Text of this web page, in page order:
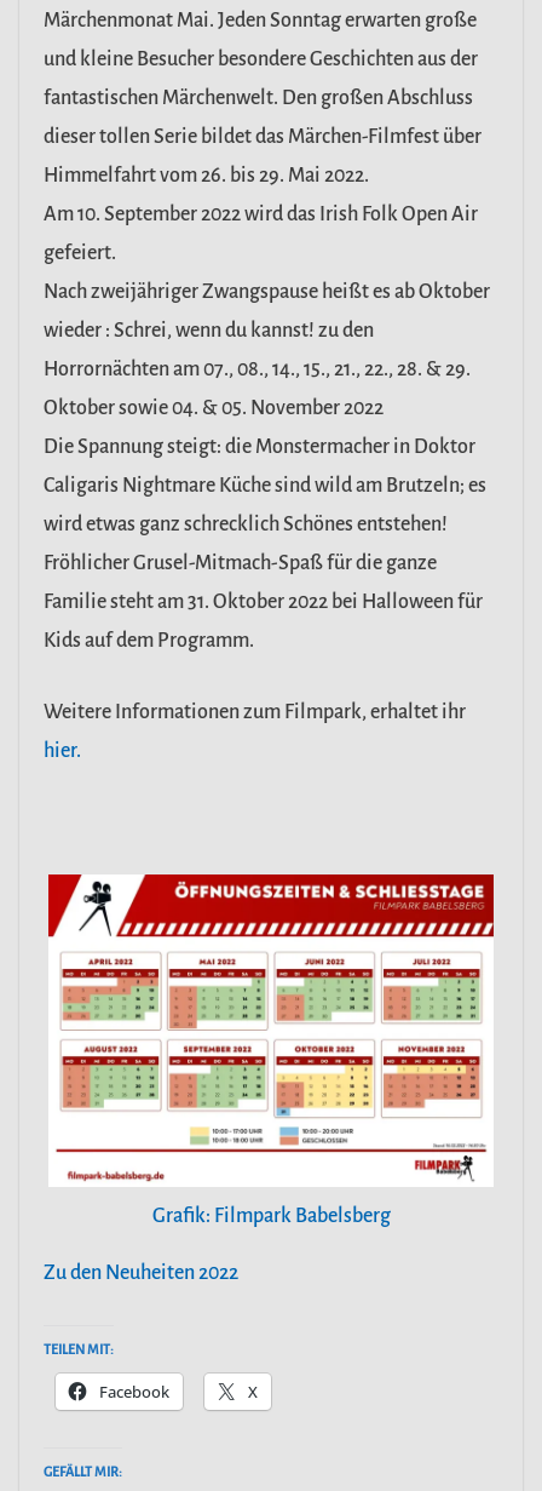
Märchenmonat Mai. Jeden Sonntag erwarten große
und kleine Besucher besondere Geschichten aus der
fantastischen Märchenwelt. Den großen Abschluss
dieser tollen Serie bildet das Märchen-Filmfest über
Himmelfahrt vom 26. bis 29. Mai 2022.
Am 10. September 2022 wird das Irish Folk Open Air
gefeiert.
Nach zweijähriger Zwangspause heißt es ab Oktober
wieder : Schrei, wenn du kannst! zu den
Horrornächten am 07., 08., 14., 15., 21., 22., 28. & 29.
Oktober sowie 04. & 05. November 2022
Die Spannung steigt: die Monstermacher in Doktor
Caligaris Nightmare Küche sind wild am Brutzeln; es
wird etwas ganz schrecklich Schönes entstehen!
Fröhlicher Grusel-Mitmach-Spaß für die ganze
Familie steht am 31. Oktober 2022 bei Halloween für
Kids auf dem Programm.
Weitere Informationen zum Filmpark, erhaltet ihr
hier.
Grafik: Filmpark Babelsberg
Zu den Neuheiten 2022
TEILEN MIT:
Facebook X
GEFÄLLT MIR: